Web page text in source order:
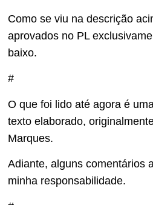
Como se viu na descrição
aprovados no PL
baixo.
#
O que foi lido até agora é
texto elaborado,
Marques.
Adiante, alguns comentários
minha responsabilidade.